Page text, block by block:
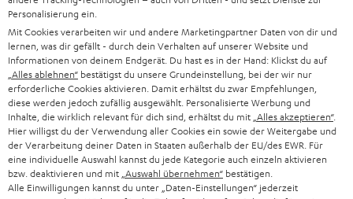
u
n
g
HIFI-LAUTSPRECHER
SMART HOME
BLUETOOTH-LAUTSPRECHER
KOPFHÖRER
BLUETOOTH-KOPFHÖRER
KARRIERE
PRESSE & MARKETING
GESCHÄFTSKUNDEN
PARTNERPROGRAMM
BLOG
NEWSLETTER
DEUTSCHLAND
ÖSTERREICH
SCHWEIZ
NIEDERLANDE
BELGIEN
Personalisierung ein.
Mit Cookies verarbeiten wir und andere Marketingpartner Daten von dir und
lernen, was dir gefällt - durch dein Verhalten auf unserer Website und
Informationen von deinem Endgerät. Du hast es in der Hand: Klickst du auf
„Alles ablehnen“ bestätigst du unsere Grundeinstellung, bei der wir nur
erforderliche Cookies aktivieren. Damit erhältst du zwar Empfehlungen,
diese werden jedoch zufällig ausgewählt. Personalisierte Werbung und
Inhalte, die wirklich relevant für dich sind, erhältst du mit „Alles akzeptieren“.
Hier willigst du der Verwendung aller Cookies ein sowie der Weitergabe und
der Verarbeitung deiner Daten in Staaten außerhalb der EU/des EWR. Für
eine individuelle Auswahl kannst du jede Kategorie auch einzeln aktivieren
bzw. deaktivieren und mit „Auswahl übernehmen“ bestätigen.
Alle Einwilligungen kannst du unter „Daten-Einstellungen“ jederzeit